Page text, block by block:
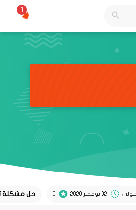
1
02 نوفمبر 2020 0 حل مشكلة تعطل